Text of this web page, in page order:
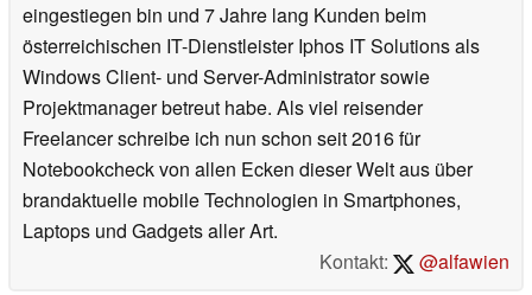
eingestiegen bin und 7 Jahre lang Kunden beim
österreichischen IT-Dienstleister Iphos IT Solutions als
Windows Client- und Server-Administrator sowie
Projektmanager betreut habe. Als viel reisender
Freelancer schreibe ich nun schon seit 2016 für
Notebookcheck von allen Ecken dieser Welt aus über
brandaktuelle mobile Technologien in Smartphones,
Laptops und Gadgets aller Art.
Kontakt:
@alfawien